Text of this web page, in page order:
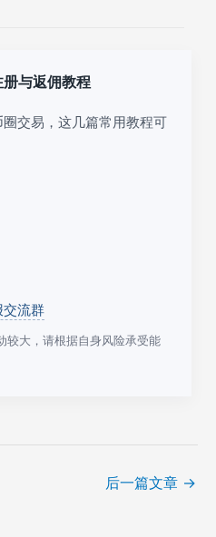
与返佣教程
交易，这几篇常用教程可
交流群
较大，请根据自身风险承受能
后一篇文章 →